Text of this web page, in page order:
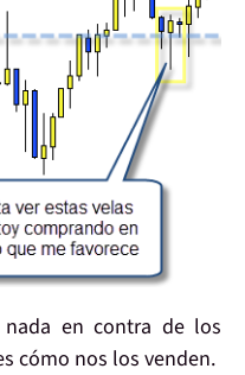
en contra de los
cómo nos los venden.